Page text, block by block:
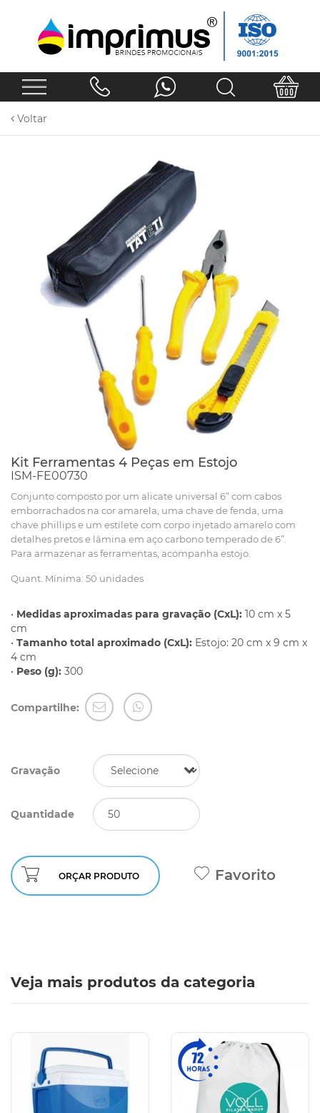
Voltar
Kit Ferramentas 4 Peças em Estojo
ISM-FE00730
Conjunto composto por um alicate universal 6” com cabos
emborrachados na cor amarela, uma chave de fenda, uma
chave phillips e um estilete com corpo injetado amarelo com
detalhes pretos e lâmina em aço carbono temperado de 6”.
Para armazenar as ferramentas, acompanha estojo.
Quant. Mínima: 50 unidades
• Medidas aproximadas para gravação (CxL): 10 cm x 5
cm
• Tamanho total aproximado (CxL): Estojo: 20 cm x 9 cm x
4 cm
• Peso (g): 300
Compartilhe:
Gravação
Quantidade
ORÇAR PRODUTO Favorito
Veja mais produtos da categoria